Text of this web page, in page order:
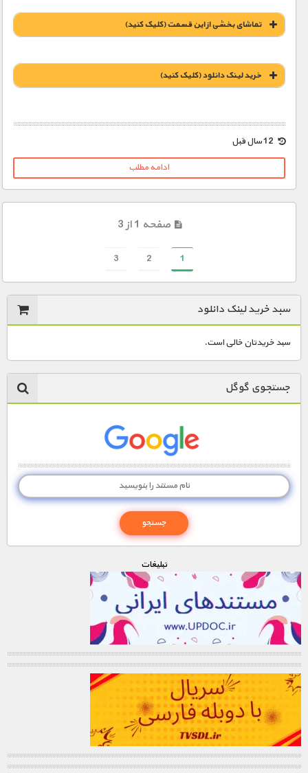
تماشای بخشی از این قسمت (کلیک کنید)
خريد لينک دانلود (کليک کنيد)
1900 تومان – خريد لينک دانلود (افزودن به سبد خريد)
ادامه مطلب
صفحه 1 از 3
1
2
3
سبد خرید لینک دانلود
سبد خریدتان خالی است.
جستجوی گوگل
تبليغات